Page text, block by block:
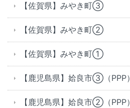
【佐賀県】みやき町③
【佐賀県】みやき町②
【佐賀県】みやき町①
【鹿児島県】姶良市③（PPP）
【鹿児島県】姶良市②（PPP）